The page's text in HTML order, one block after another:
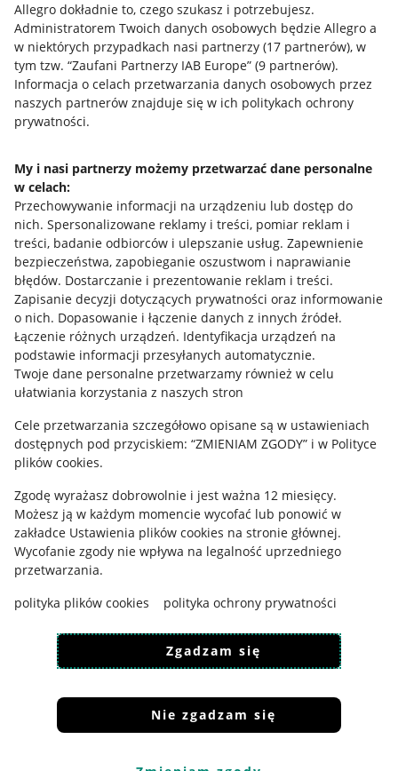
Allegro dokładnie to, czego szukasz i potrzebujesz.
Administratorem Twoich danych osobowych będzie Allegro a
w niektórych przypadkach nasi partnerzy (17 partnerów), w
tym tzw. “Zaufani Partnerzy IAB Europe” (9 partnerów).
Informacja o celach przetwarzania danych osobowych przez
naszych partnerów znajduje się w ich politykach ochrony
prywatności.
My i nasi partnerzy możemy przetwarzać dane personalne
w celach:
Przechowywanie informacji na urządzeniu lub dostęp do
nich. Spersonalizowane reklamy i treści, pomiar reklam i
treści, badanie odbiorców i ulepszanie usług. Zapewnienie
bezpieczeństwa, zapobieganie oszustwom i naprawianie
błędów. Dostarczanie i prezentowanie reklam i treści.
Zapisanie decyzji dotyczących prywatności oraz informowanie
o nich. Dopasowanie i łączenie danych z innych źródeł.
Łączenie różnych urządzeń. Identyfikacja urządzeń na
podstawie informacji przesyłanych automatycznie.
Twoje dane personalne przetwarzamy również w celu
ułatwiania korzystania z naszych stron
Cele przetwarzania szczegółowo opisane są w ustawieniach
dostępnych pod przyciskiem: “ZMIENIAM ZGODY” i w Polityce
plików cookies.
Zgodę wyrażasz dobrowolnie i jest ważna 12 miesięcy.
Możesz ją w każdym momencie wycofać lub ponowić w
zakładce Ustawienia plików cookies na stronie głównej.
Wycofanie zgody nie wpływa na legalność uprzedniego
przetwarzania.
polityka plików cookies
polityka ochrony prywatności
Zgadzam się
Nie zgadzam się
Przydatne informacje
Jak to działa
Allegro Gadane dla sprzedających
Allegro Gadane dla kupujących
Mapa miejscowości
Informacje prawne
Regulamin
Polityka plików "cookies"
Ustawienia plików "cookies"
Udostępnianie lokalizacji
Informacje dla Aktu o Usługach Cyfrowych
Pobierz aplikację
Korzystanie z serwisu oznacza akceptacjęregulaminu